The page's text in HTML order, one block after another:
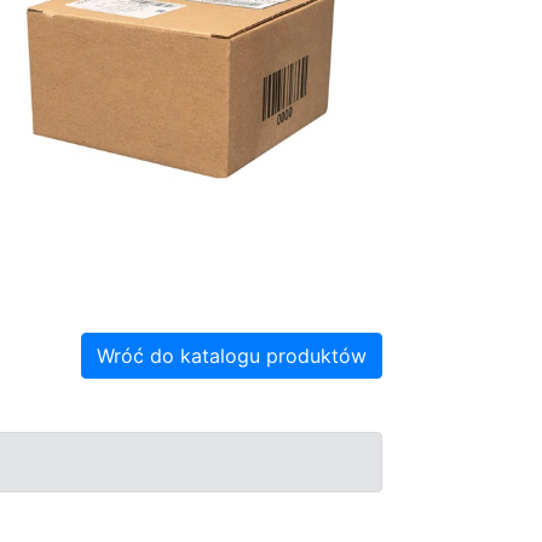
Wróć do katalogu produktów